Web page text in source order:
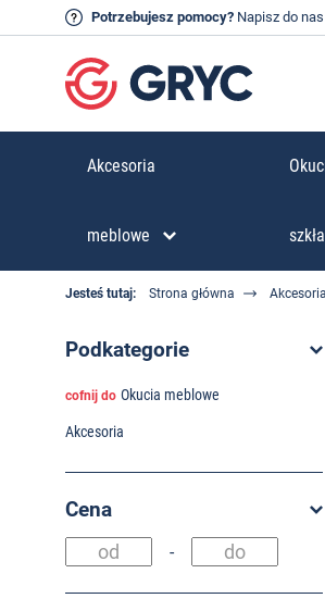
Potrzebujesz pomocy? Napisz do nas
Akcesoria
meblowe szkła
Jesteś tutaj: Strona główna
Podkategorie
cofnij do Okucia meblowe
Akcesoria
Cena
-